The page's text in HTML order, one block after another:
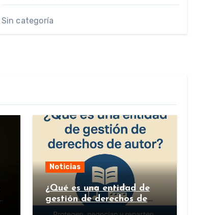
Sin categoría
Noticias
¿Qué es una entidad de
gestión de derechos de
autor y por qué es